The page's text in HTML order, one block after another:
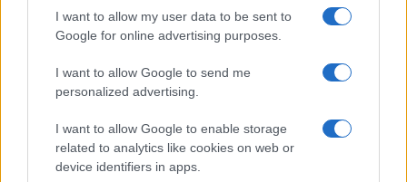
I want to allow my user data to be sent to
Google for online advertising purposes.
I want to allow Google to send me
personalized advertising.
I want to allow Google to enable storage
related to analytics like cookies on web or
device identifiers in apps.